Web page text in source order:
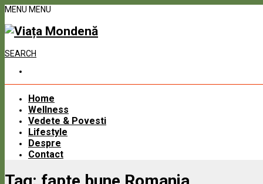
MENU MENU
SEARCH
Home
Wellness
Vedete & Povesti
Lifestyle
Despre
Contact